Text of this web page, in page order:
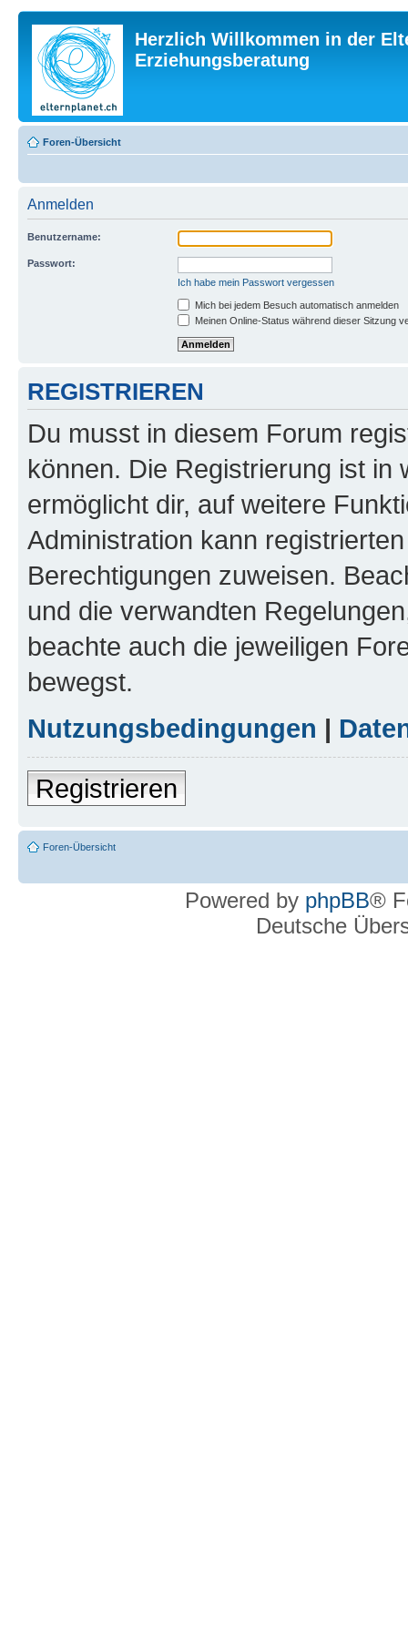
Herzlich Willkommen in der
Erziehungsberatung
Foren-Übersicht
Anmelden
Benutzername:
Passwort:
Ich habe mein Passwort vergessen
Mich bei jedem Besuch automatisch anmelden
Meinen Online-Status während dieser Sitzung
REGISTRIEREN
Du musst in diesem Forum
können. Die Registrierung ist in
ermöglicht dir, auf weitere
Administration kann
Berechtigungen zuweisen.
und die verwandten
beachte auch die jeweiligen
bewegst.
Nutzungsbedingungen |
Registrieren
Foren-Übersicht
Powered by phpBB®
Deutsche